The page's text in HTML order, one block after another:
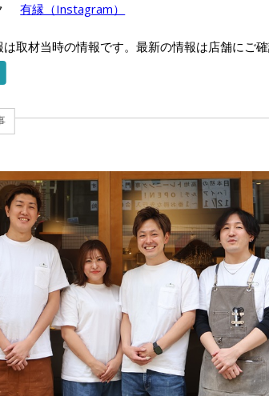
有縁（Instagram）
取材当時の情報です。最新の情報は店舗にご確